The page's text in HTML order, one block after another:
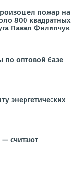
пожар на
800 квадратных
Павел Филипчук
по оптовой базе
энергетических
— считают